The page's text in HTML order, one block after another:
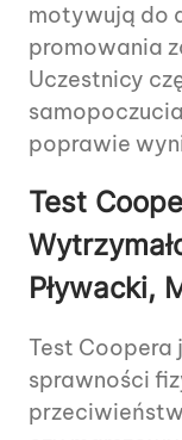
motywują do
promowania
Uczestnicy
poprawie
Test
Pływacki,
Test Coopera
sprawności